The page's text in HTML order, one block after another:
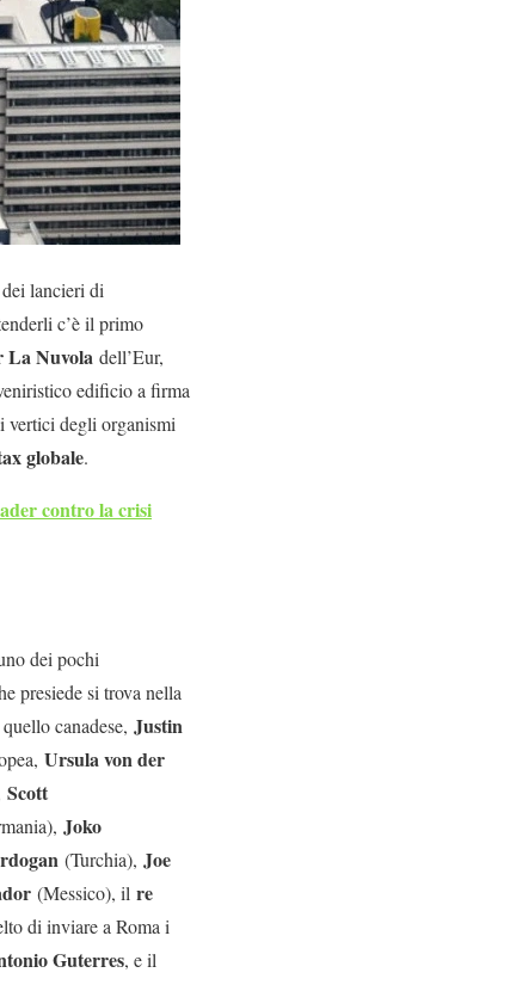
lancieri di
c’è il primo
La Nuvola dell’Eur,
edificio a firma
vertici degli organismi
globale.
contro la crisi
dei pochi
presiede si trova nella
quello canadese, Justin
Ursula von der
Scott
Joko
(Turchia), Joe
(Messico), il re
di inviare a Roma i
Guterres, e il